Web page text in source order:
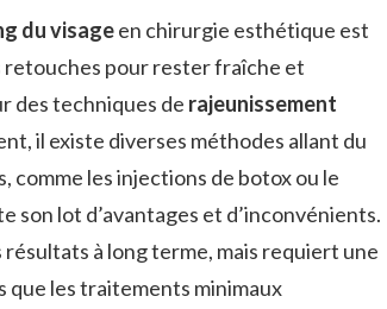
du visageen chirurgie esthétique est
retouches pour rester fraîche et
des techniques de rajeunissement
il existe diverses méthodes allant du
les injections de botox ou le
son lot d’avantages et d’inconvénients.
à long terme, mais requiert une
les traitements minimaux